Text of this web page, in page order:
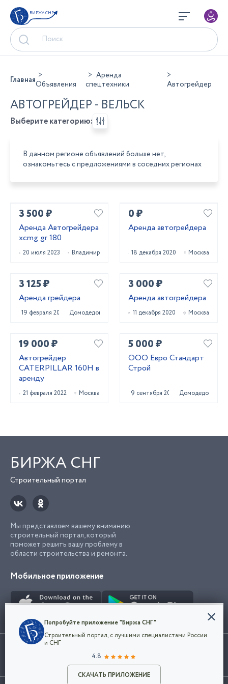
БИРЖА СНГ
Разместить объявление
ГлавнаяОбъявления
Аренда
спецтехники
Автогрейдер
АВТОГРЕЙДЕР - ВЕЛЬСК
Выберите категорию:
В данном регионе объявлений больше нет,
ознакомьтесь с предложениями в соседних регионах
3 500 ₽
Аренда Автогрейдера
xcmg gr 180
20 июля 2023 Владимир
0 ₽
Аренда автогрейдера
18 декабря 2020 Москва
3 125 ₽
Аренда грейдера
19 февраля 2021 Домодедово
3 000 ₽
Аренда автогрейдера
11 декабря 2020 Москва
19 000 ₽
Автогрейдер
CATERPILLAR 160H в
аренду
21 февраля 2022 Москва
5 000 ₽
ООО Евро Стандарт
Строй
9 сентября 2023 Домодедово
БИРЖА СНГ
Строительный портал
Мы представляем вашему вниманию
строительный портал, который
поможет решить вашу проблему в
области строительства и ремонта.
Мобильное приложение
Использование сайта, в том числе подача объявлений, означает
марки представленные на сайте являются собственностью их
Конфиденциальность
Мы используем файлы cookie, чтобы сделать
наш сайт удобным для каждого
Политикой конфиденциальности компании
и принимаете условия использования cookie.
Попробуйте приложение "Биржа СНГ"
Строительный портал, с лучшими специалистами России
и СНГ
4.8
СКАЧАТЬ ПРИЛОЖЕНИЕ